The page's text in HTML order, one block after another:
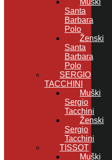
Santa
Barbara
Polo
Ženski
Santa
Barbara
Polo
SERGIO
TACCHINI
Muški
Sergio
Tacchini
Ženski
Sergio
Tacchini
TISSOT
Muški